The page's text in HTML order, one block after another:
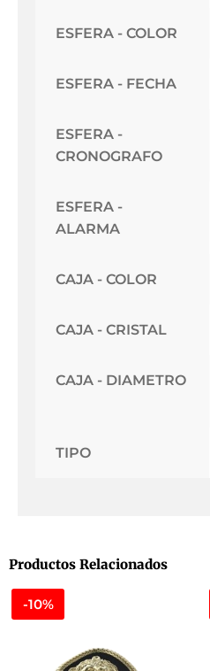
ESFERA - COLOR
ESFERA - FECHA
ESFERA -
CRONOGRAFO
ESFERA -
ALARMA
CAJA - COLOR
CAJA - CRISTAL
CAJA - DIAMETRO
TIPO
Productos Relacionados
-10%